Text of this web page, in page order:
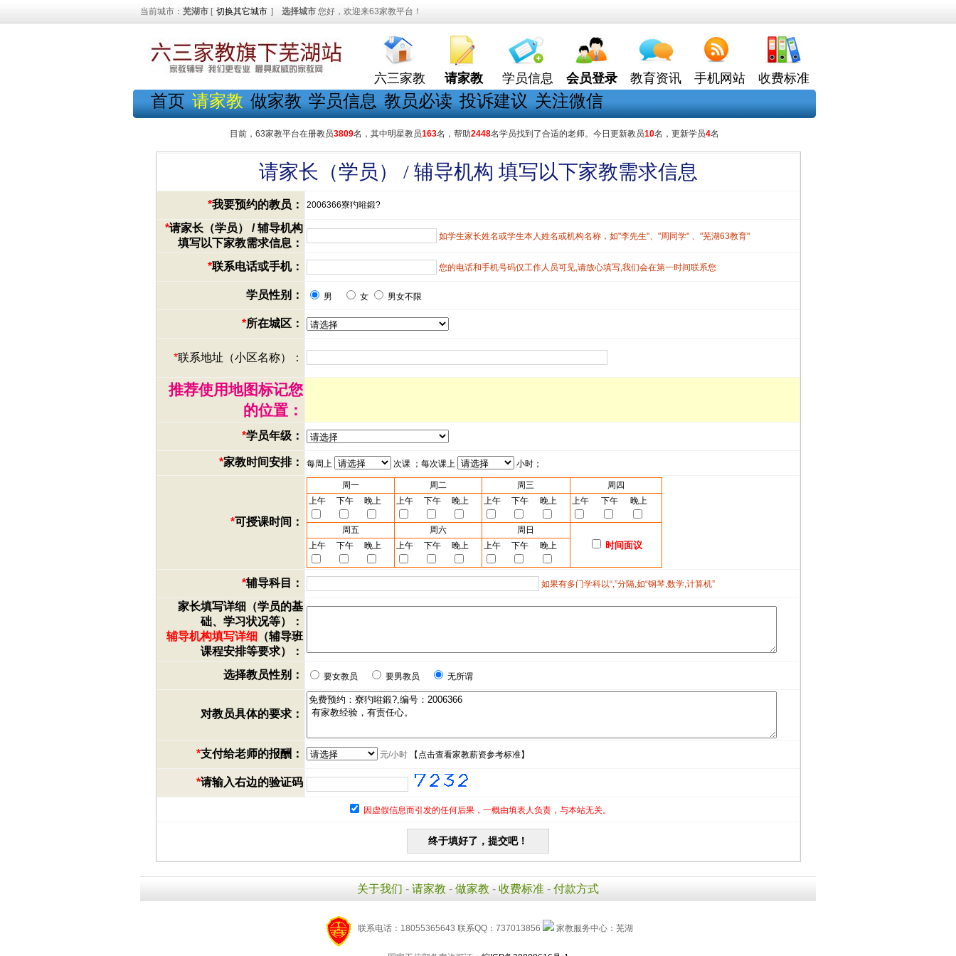
当前城市： 芜湖市 [ 切换其它城市 ] 选择城市 您好，欢迎来63家教平台！
六三家教 请家教 学员信息 会员登录 教育资讯 手机网站 收费标准
首页 请家教 做家教 学员信息 教员必读 投诉建议 关注微信
目前，63家教平台在册教员3809名，其中明星教员163名，帮助2448名学员找到了合适的老师。今日更新教员10名，更新学员4名
请家长（学员） / 辅导机构 填写以下家教需求信息
*我要预约的教员： 2006366寮犳暀鍛?
*请家长（学员） / 辅导机构
填写以下家教需求信息：
如学生家长姓名或学生本人姓名或机构名称，如"李先生"、"周同学" 、"芜湖63教育"
*联系电话或手机： 您的电话和手机号码仅工作人员可见,请放心填写,我们会在第一时间联系您
学员性别： 男 女 男女不限
*所在城区：
*联系地址（小区名称）：
推荐使用地图标记您
的位置：
*学员年级：
*家教时间安排： 每周上 次课 ；每次课上 小时；
*可授课时间：
周一 周二 周三
周四
上午
下午 晚上 上午 下午 晚上 上午 下午 晚上 上午 下午 晚上
周五 周六 周日
时间面议
上午 下午 晚上 上午 下午 晚上 上午 下午 晚上
*辅导科目： 如果有多门学科以“,”分隔,如“钢琴,数学,计算机”
家长填写详细（学员的基
础、学习状况等）：
辅导机构填写详细 （辅导班
课程安排等要求）：
选择教员性别：
要女教员 要男教员 无所谓
对教员具体的要求：
*支付给老师的报酬： 元/小时【 点击查看家教薪资参考标准】
*请输入右边的验证码
因虚假信息而引发的任何后果，一概由填表人负责，与本站无关。
关于我们 - 请家教 - 做家教 - 收费标准 - 付款方式
联系电话：18055365643 联系QQ：737013856 家教服务中心：芜湖